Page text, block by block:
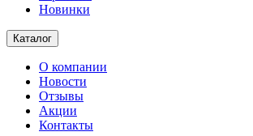
Новинки
Каталог
О компании
Новости
Отзывы
Акции
Контакты